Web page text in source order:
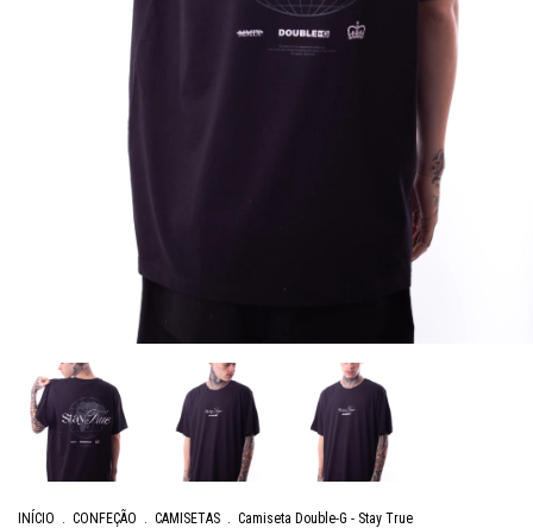
INÍCIO . CONFEÇÃO . CAMISETAS . Camiseta Double-G - Stay True